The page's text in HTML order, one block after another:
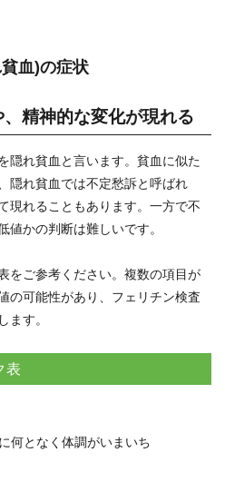
血)の症状
精神的な変化が現れる
隠れ貧血と言います。貧血に似た
隠れ貧血では不定愁訴と呼ばれ
現れることもあります。一方で不
値かの判断は難しいです。
をご参考ください。複数の項目が
の可能性があり、フェリチン検査
ます。
表
何となく体調がいまいち